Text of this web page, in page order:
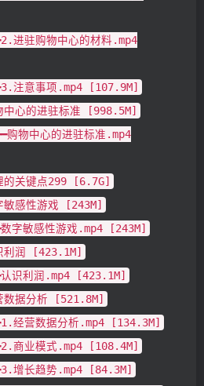
购物中心的材料.mp4
事项.mp4 [107.9M]
心的进驻标准 [998.5M]
心的进驻标准.mp4
的关键点299 [6.7G]
感性游戏 [243M]
感性游戏.mp4 [243M]
润 [423.1M]
润.mp4 [423.1M]
据分析 [521.8M]
数据分析.mp4 [134.3M]
模式.mp4 [108.4M]
趋势.mp4 [84.3M]